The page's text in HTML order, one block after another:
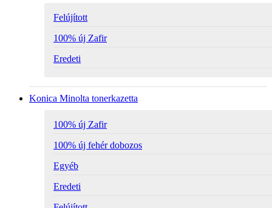
Felújított
100% új Zafir
Eredeti
Konica Minolta tonerkazetta
100% új Zafir
100% új fehér dobozos
Egyéb
Eredeti